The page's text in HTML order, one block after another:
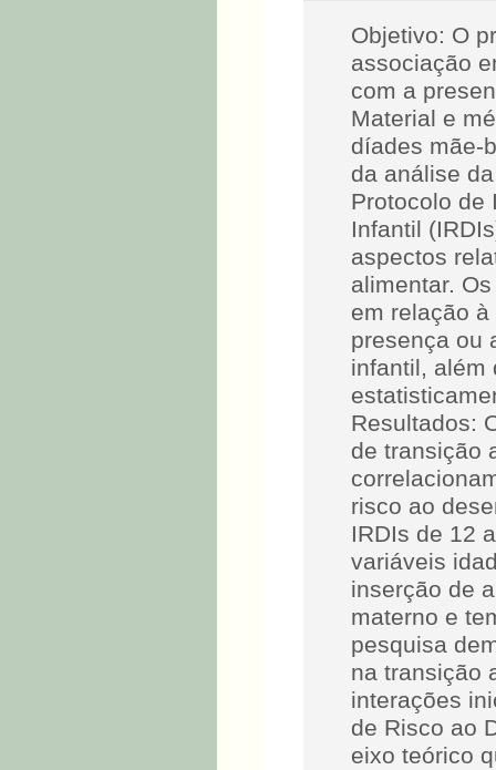
Objetivo: O
associação
com a
Material e
díades mãe-
da análise
Protocolo de
Infantil
aspectos
alimentar.
em relação
presença ou
infantil, além
Resultados:
de transição
risco ao
IRDIs de 12
variáveis
inserção de
materno e
pesquisa
na transição
interações
de Risco ao
eixo teórico